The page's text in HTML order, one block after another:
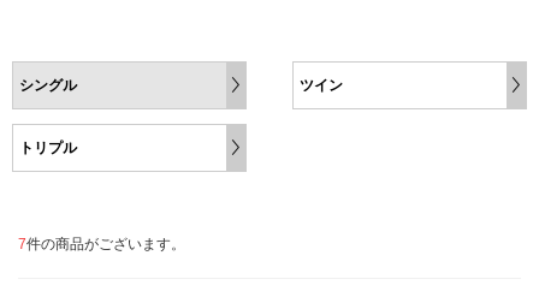
シングル ツイン
トリプル
7件の商品がございます。